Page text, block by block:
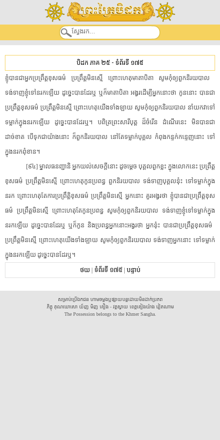
បិដក ភាគ ២៥ - ទំព័រទី ១៧៥
​ខ្ញុំ​បាន​ជា​អ្នកប្រព្រឹត្តខុស​ធម៌​ ​ប្រព្រឹត្ត​មិន​ស្មើ​ ​ព្រោះ​ហេតុ​មាតាបិតា​ ​សូមកុំ​ឲ្យ​ពួក​និរយបាល​ ​
ទង់ទាញ​ខ្ញុំ​ទៅ​នរក​ឡើយ​ ​ដូច្នេះ​បាន​ដែរ​ឬ​ ​ឬក៏​មាតាបិតា​ ​អង្វរ​ដើម្បី​អ្នកនោះ​ថា​ ​កូន​នោះ​ ​បាន​ជា​
ប្រព្រឹត្ត​ខុស​ធម៌​ ​ប្រព្រឹត្ត​មិន​ស្មើ​ ​ព្រោះ​ហេតុ​យើង​ទាំងឡាយ​ ​សូមកុំ​ឲ្យ​ពួក​និរយបាល​ ​នាំ​យក​វា​ទៅ​
ទម្លាក់​ក្នុង​នរក​ឡើយ​ ​ដូច្នេះ​បាន​ដែរ​ឬ​។​ ​បពិត្រ​ព្រះ​សារីបុត្ត​ ​ដ៏​ចំរើន​ ​ដំណើរ​នេះ​ ​មិនបានជា​
ដាច់ខាត​ ​បើទុកជា​យ៉ាងនោះ​ ​ក៏​ពួក​និរយបាល​ ​នៅតែ​ទម្លាក់​បុគ្គល​ ​កំពុង​កន្ទក់កន្ទេញ​នោះ​ ​ទៅ​
ក្នុង​នរក​ពុំខាន​។​
[​៩៤​]​ ​ម្នាល​ធន​ញ្ជា​និ​ ​អ្នក​យល់​សេចក្តី​នោះ​ ​ដូចម្តេច​ ​បុគ្គល​ពួក​ខ្លះ​ ​ក្នុង​លោក​នេះ​ ​ប្រព្រឹត្ត​
ខុស​ធម៌​ ​ប្រព្រឹត្ត​មិន​ស្មើ​ ​ព្រោះ​ហេតុ​កូន​ប្រពន្ធ​ ​ពួក​និរយបាល​ ​ទង់ទាញ​បុគ្គល​នុ៎ះ​ ​ទៅ​ទម្លាក់​ក្នុង​
នរក​ ​ព្រោះហេតុតែ​ការប្រព្រឹត្តិ​ខុស​ធម៌​ ​ប្រព្រឹត្ត​មិន​ស្មើ​ ​អ្នកនោះ​ ​គួរ​អង្វរ​ថា​ ​ខ្ញុំ​បាន​ជា​ប្រព្រឹត្ត​ខុស​
ធម៌​ ​ប្រព្រឹត្ត​មិន​ស្មើ​ ​ព្រោះហេតុតែ​កូន​ប្រពន្ធ​ ​សូមកុំ​ឲ្យ​ពួក​និរយបាល​ ​ទង់ទាញ​ខ្ញុំ​ទៅ​ទម្លាក់​ក្នុង​
នរក​ឡើយ​ ​ដូច្នេះ​បាន​ដែរ​ឬ​ ​ឬក៏​កូន​ ​និង​ប្រពន្ធ​អ្នកនោះ​អង្វរ​ថា​ ​អ្នក​នុ៎ះ​ ​បាន​ជា​ប្រព្រឹត្ត​ខុស​ធម៌​ ​
ប្រព្រឹត្ត​មិន​ស្មើ​ ​ព្រោះ​ហេតុ​យើង​ទាំងឡាយ​ ​សូមកុំ​ឲ្យ​ពួក​និរយបាល​ ​ទង់ទាញ​អ្នកនោះ​ ​ទៅ​ទម្លាក់​
ក្នុង​នរក​ឡើយ​ ​ដូច្នេះ​បាន​ដែរ​ឬ​។​ ​
ថយ| ទំព័រទី ១៧៥| បន្ទាប់
សម្រាប់ប្រើឯកជន ហាមចម្លងឬផ្សាយបន្តដោយមិនដាក់ប្រភព
ភិក្ខុ គុណឃោសោ យ័ញ មិញ គឿង - វត្តស្វាយ ខេត្តគៀងយ៉ាង វៀតណាម
The Possession belongs to the Khmer Sangha.